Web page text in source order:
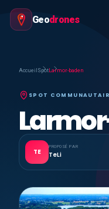
Geodrones
Accueil SpotLarmor-baden
SPOT
TE
PROPOSÉ PAR
TeLi